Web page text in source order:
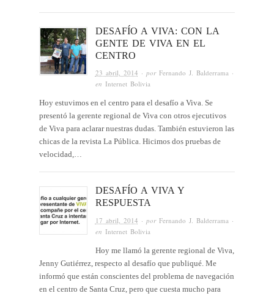
DESAFÍO A VIVA: CON LA
GENTE DE VIVA EN EL
CENTRO
23 abril, 2014 · por Fernando J. Balderrama·
en Internet Bolivia
Hoy estuvimos en el centro para el desafío a Viva. Se
presentó la gerente regional de Viva con otros ejecutivos
de Viva para aclarar nuestras dudas. También estuvieron las
chicas de la revista La Pública. Hicimos dos pruebas de
velocidad,…
DESAFÍO A VIVA Y
RESPUESTA
17 abril, 2014 · por Fernando J. Balderrama ·
en Internet Bolivia
Hoy me llamó la gerente regional de Viva,
Jenny Gutiérrez, respecto al desafío que publiqué. Me
informó que están conscientes del problema de navegación
en el centro de Santa Cruz, pero que cuesta mucho para